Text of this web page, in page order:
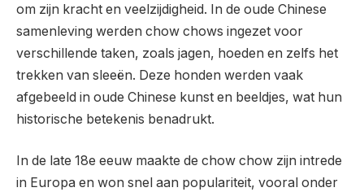
om zijn kracht en veelzijdigheid. In de oude Chinese
samenleving werden chow chows ingezet voor
verschillende taken, zoals jagen, hoeden en zelfs het
trekken van sleeën. Deze honden werden vaak
afgebeeld in oude Chinese kunst en beeldjes, wat hun
historische betekenis benadrukt.
In de late 18e eeuw maakte de chow chow zijn intrede
in Europa en won snel aan populariteit, vooral onder